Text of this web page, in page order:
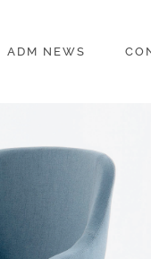
ADM NEWS